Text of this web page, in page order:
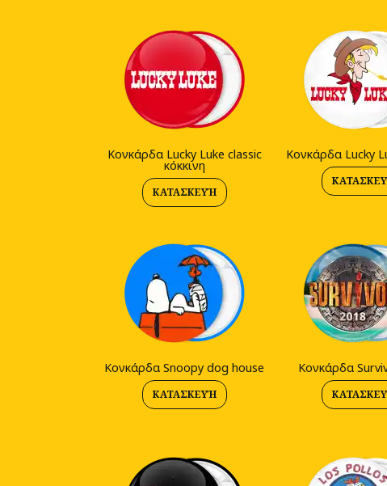
Κονκάρδα Lucky Luke classic
κόκκινη
ΚΑΤΑΣΚΕΥΉ
Κονκάρδα Lucky
Κονκάρδα Snoopy dog house
ΚΑΤΑΣΚΕΥΉ
Κονκάρδα